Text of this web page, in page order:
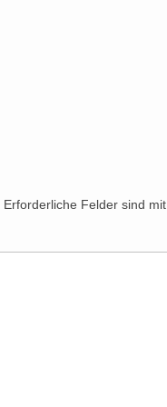
Erforderliche Felder sind mit